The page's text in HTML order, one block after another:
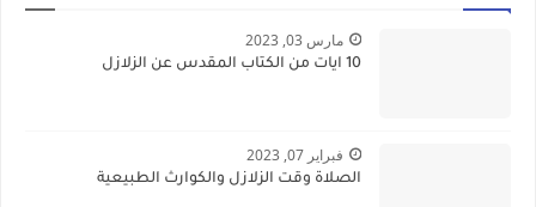
مارس 03, 2023
10 ايات من الكتاب المقدس عن الزلازل
فبراير 07, 2023
الصلاة وقت الزلازل والكوارث الطبيعية